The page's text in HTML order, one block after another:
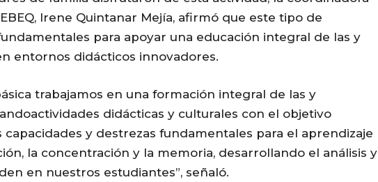
Irene Quintanar Mejía, afirmó que este tipo de
para apoyar una educación integral de las y
entornos didácticos innovadores.
trabajamos en una formación integral de las y
didácticas y culturales con el objetivo
capacidades y destrezas fundamentales para el aprendizaje
la concentración y la memoria, desarrollando el análisis y
en nuestros estudiantes”, señaló.